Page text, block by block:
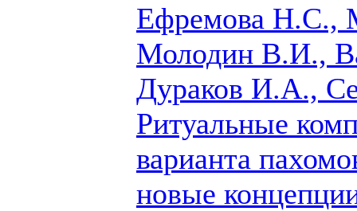
Ефремова Н.С.,
Молодин В.И.,
Дураков И.А.,
Ритуальные
варианта
новые